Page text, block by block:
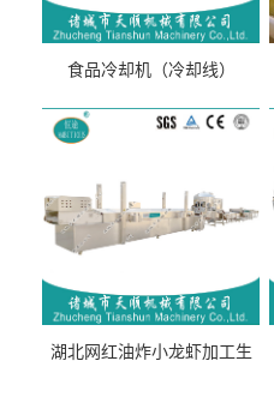
食品冷却机（冷却线）
湖北网红油炸小龙虾加工生